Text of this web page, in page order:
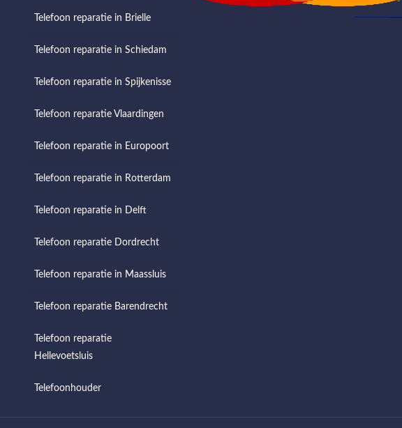
Telefoon reparatie in Brielle
Telefoon reparatie in Schiedam
Telefoon reparatie in Spijkenisse
Telefoon reparatie Vlaardingen
Telefoon reparatie in Europoort
Telefoon reparatie in Rotterdam
Telefoon reparatie in Delft
Telefoon reparatie Dordrecht
Telefoon reparatie in Maassluis
Telefoon reparatie Barendrecht
Telefoon reparatie
Hellevoetsluis
Telefoonhouder